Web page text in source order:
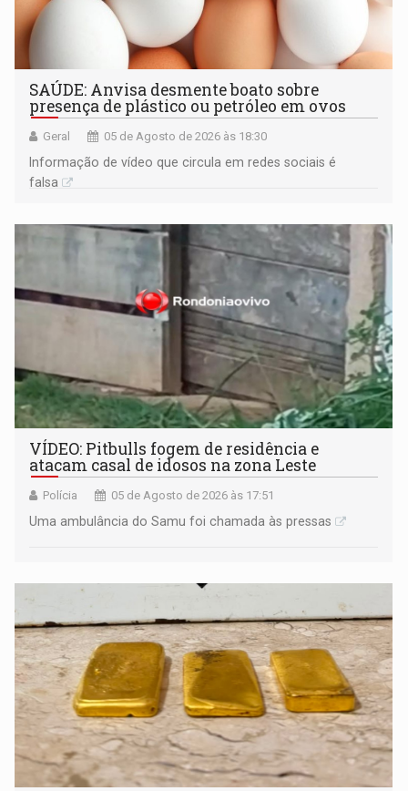
SAÚDE: Anvisa desmente boato sobre
presença de plástico ou petróleo em ovos
Geral 05 de Agosto de 2026 às 18:30
Informação de vídeo que circula em redes sociais é
falsa
VÍDEO: Pitbulls fogem de residência e
atacam casal de idosos na zona Leste
Polícia 05 de Agosto de 2026 às 17:51
Uma ambulância do Samu foi chamada às pressas